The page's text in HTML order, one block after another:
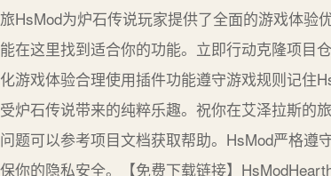
HsMod为炉石传说玩家提供了全面的游戏体验
在这里找到适合你的功能。立即行动克隆项目
游戏体验合理使用插件功能遵守游戏规则记住
炉石传说带来的纯粹乐趣。祝你在艾泽拉斯的
题可以参考项目文档获取帮助。HsMod严格遵
你的隐私安全。【免费下载链接】